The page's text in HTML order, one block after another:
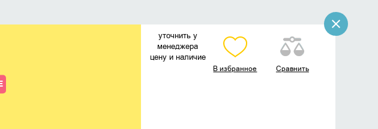
уточнить у
менеджера
цену и наличие
В избранное Сравнить